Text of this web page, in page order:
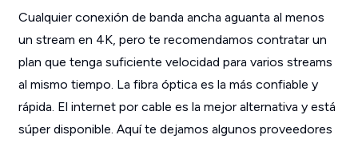
Cualquier conexión de banda ancha aguanta al menos
un stream en 4K, pero te recomendamos contratar un
plan que tenga suficiente velocidad para varios streams
al mismo tiempo. La fibra óptica es la más confiable y
rápida. El internet por cable es la mejor alternativa y está
súper disponible. Aquí te dejamos algunos proveedores